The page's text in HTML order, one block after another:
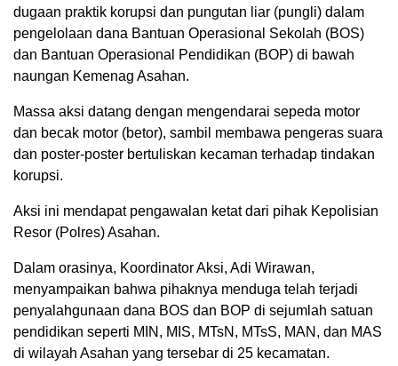
dugaan praktik korupsi dan pungutan liar (pungli) dalam
pengelolaan dana Bantuan Operasional Sekolah (BOS)
dan Bantuan Operasional Pendidikan (BOP) di bawah
naungan Kemenag Asahan.
Massa aksi datang dengan mengendarai sepeda motor
dan becak motor (betor), sambil membawa pengeras suara
dan poster-poster bertuliskan kecaman terhadap tindakan
korupsi.
Aksi ini mendapat pengawalan ketat dari pihak Kepolisian
Resor (Polres) Asahan.
Dalam orasinya, Koordinator Aksi, Adi Wirawan,
menyampaikan bahwa pihaknya menduga telah terjadi
penyalahgunaan dana BOS dan BOP di sejumlah satuan
pendidikan seperti MIN, MIS, MTsN, MTsS, MAN, dan MAS
di wilayah Asahan yang tersebar di 25 kecamatan.